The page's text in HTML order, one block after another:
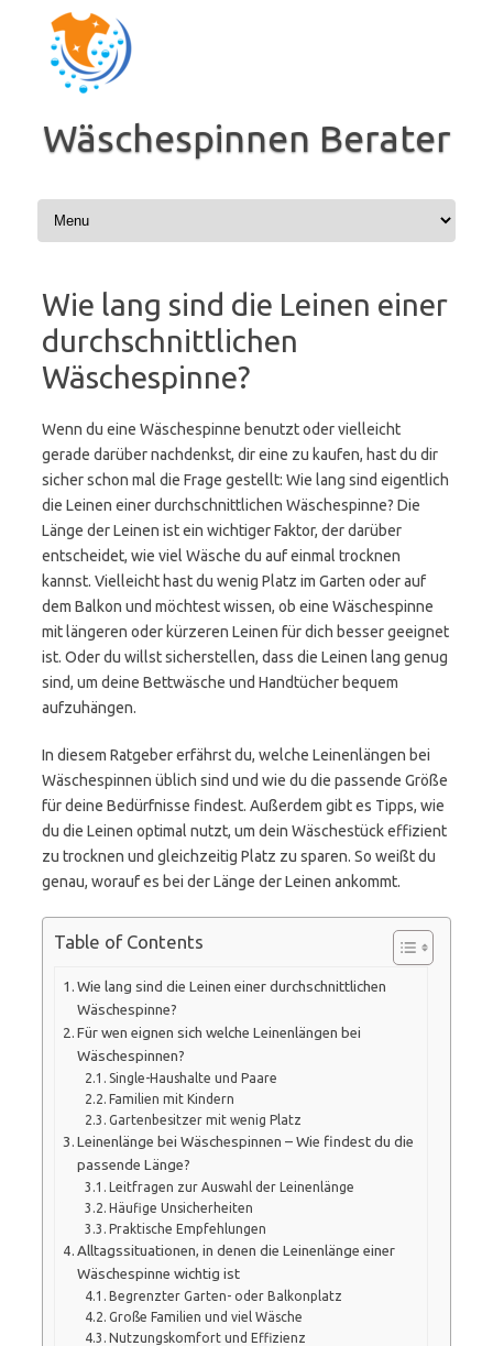
Inhalt
springen
Wäschespinnen Berater
Wie lang sind die Leinen einer
durchschnittlichen
Wäschespinne?
Wenn du eine Wäschespinne benutzt oder vielleicht
gerade darüber nachdenkst, dir eine zu kaufen, hast du dir
sicher schon mal die Frage gestellt: Wie lang sind eigentlich
die Leinen einer durchschnittlichen Wäschespinne? Die
Länge der Leinen ist ein wichtiger Faktor, der darüber
entscheidet, wie viel Wäsche du auf einmal trocknen
kannst. Vielleicht hast du wenig Platz im Garten oder auf
dem Balkon und möchtest wissen, ob eine Wäschespinne
mit längeren oder kürzeren Leinen für dich besser geeignet
ist. Oder du willst sicherstellen, dass die Leinen lang genug
sind, um deine Bettwäsche und Handtücher bequem
aufzuhängen.
In diesem Ratgeber erfährst du, welche Leinenlängen bei
Wäschespinnen üblich sind und wie du die passende Größe
für deine Bedürfnisse findest. Außerdem gibt es Tipps, wie
du die Leinen optimal nutzt, um dein Wäschestück effizient
zu trocknen und gleichzeitig Platz zu sparen. So weißt du
genau, worauf es bei der Länge der Leinen ankommt.
Table of Contents
Wie lang sind die Leinen einer durchschnittlichen
Wäschespinne?
Für wen eignen sich welche Leinenlängen bei
Wäschespinnen?
Single-Haushalte und Paare
Familien mit Kindern
Gartenbesitzer mit wenig Platz
Leinenlänge bei Wäschespinnen – Wie findest du die
passende Länge?
Leitfragen zur Auswahl der Leinenlänge
Häufige Unsicherheiten
Praktische Empfehlungen
Alltagssituationen, in denen die Leinenlänge einer
Wäschespinne wichtig ist
Begrenzter Garten- oder Balkonplatz
Große Familien und viel Wäsche
Nutzungskomfort und Effizienz